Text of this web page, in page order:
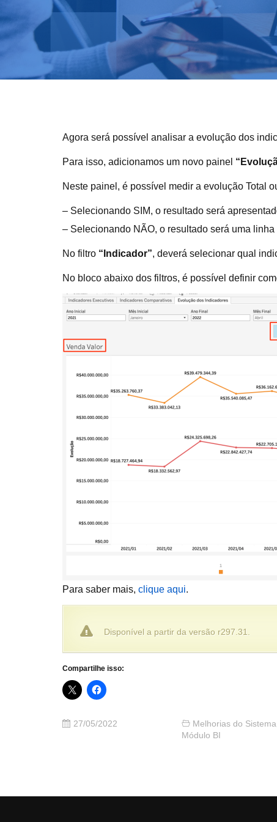
Agora será possível analisar a evolução dos
Para isso, adicionamos um novo painel
Neste painel, é possível medir a evolução Total
– Selecionando SIM, o resultado será
– Selecionando NÃO, o resultado será uma
No filtro “Indicador”, deverá selecionar qual
No bloco abaixo dos filtros, é possível definir
Para saber mais, clique aqui.
Disponível a partir da versão r297.31.
Compartilhe isso:
27/05/2022 Melhorias do Sistema
Módulo BI